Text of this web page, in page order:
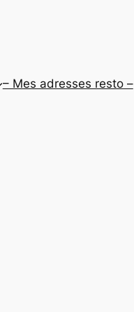
– Mes adresses resto –